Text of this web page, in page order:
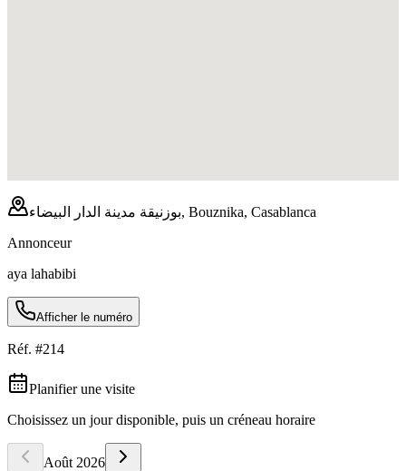
بوزنيقة مدينة الدار البيضاء, Bouznika, Casablanca
Annonceur
aya lahabibi
Afficher le numéro
Réf. #214
Planifier une visite
Choisissez un jour disponible, puis un créneau horaire
Août 2026